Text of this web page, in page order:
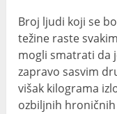
Broj ljudi koji se
težine raste
mogli smatrati da
zapravo sasvim
višak kilograma
ozbiljnih